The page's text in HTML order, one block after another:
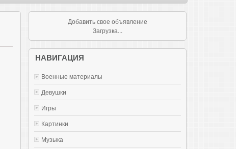
Добавить свое объявление
Загрузка...
НАВИГАЦИЯ
Военные материалы
Девушки
Игры
Картинки
Музыка